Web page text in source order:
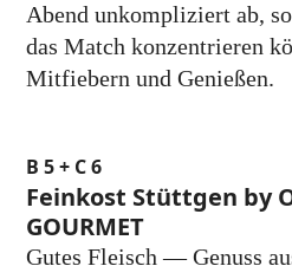
Abend unkompliziert ab,
das Match konzentrieren
Mitfiebern und Genießen.
B 5 + C 6
Feinkost Stüttgen by
GOURMET
Gutes Fleisch — Genuss